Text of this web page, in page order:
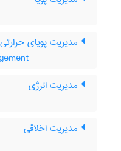
مدیریت پویای حرارتی
مدیریت انرژی
مدیریت اخلاقی